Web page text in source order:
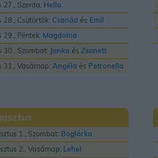
27., Szerda: Hella
28., Csütörtök: Csanád és Emil
29., Péntek: Magdolna
30., Szombat: Janka és Zsanett
31., Vasárnap: Angéla és Petronella
1., Szombat: Boglárka
2., Vasárnap: Lehel